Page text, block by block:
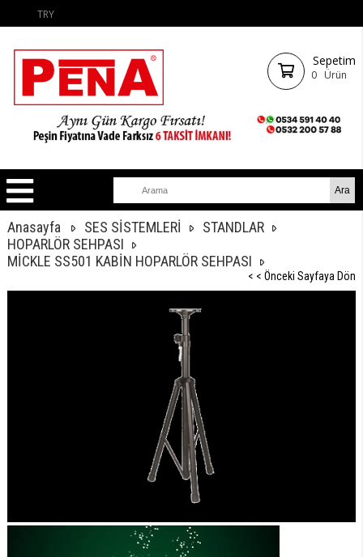
TRY
Sepetim
0 Ürün
Anasayfa SES SİSTEMLERİ
STANDLAR
HOPARLÖR SEHPASI
MİCKLE SS501 KABİN HOPARLÖR SEHPASI
< < Önceki Sayfaya Dön